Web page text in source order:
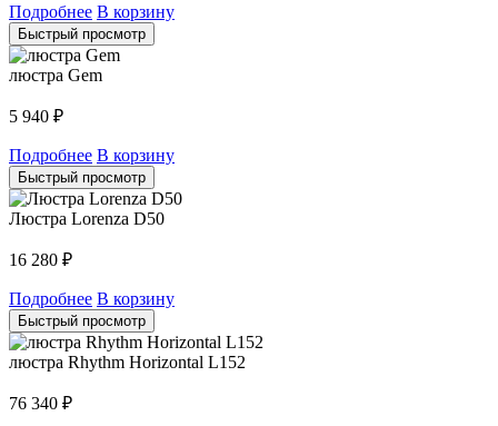
Подробнее В корзину
Быстрый просмотр
люстра Gem
5 940 ₽
Подробнее В корзину
Быстрый просмотр
Люстра Lorenza D50
16 280 ₽
Подробнее В корзину
Быстрый просмотр
люстра Rhythm Horizontal L152
76 340 ₽